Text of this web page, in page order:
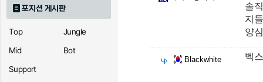
포지션 게시판
Top
Jungle
Mid
Bot
Support
솔
지
양
Blackwhite 벡